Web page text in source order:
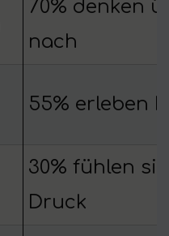
70% denken
nach
55% erleben
30% fühlen
Druck